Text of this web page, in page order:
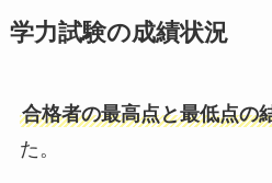
学力試験の成績状況
合格者の最高点と最低点の
た。